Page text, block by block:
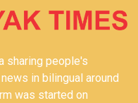
sharing people's
in bilingual around
was started on